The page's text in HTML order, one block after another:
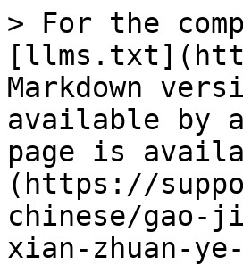
> For the
Markdown
available by
page is
(https://
chinese/gao-
xian-zhuan-